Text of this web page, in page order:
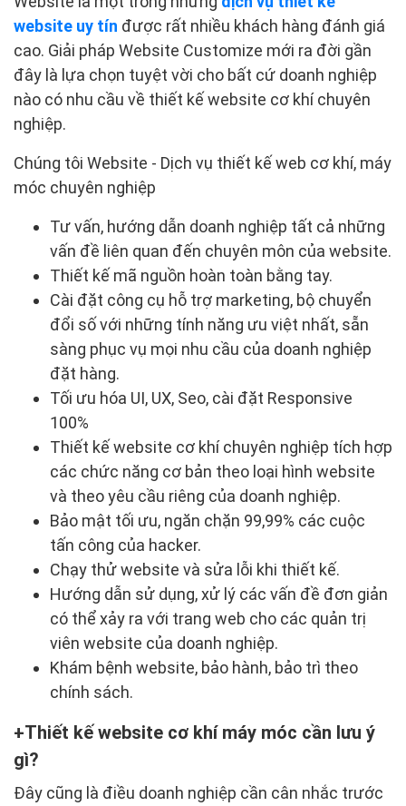
website uy tín được rất nhiều khách hàng đánh giá
cao. Giải pháp Website Customize mới ra đời gần
đây là lựa chọn tuyệt vời cho bất cứ doanh nghiệp
nào có nhu cầu về thiết kế website cơ khí chuyên
nghiệp.
Chúng tôi Website - Dịch vụ thiết kế web cơ khí, máy
móc chuyên nghiệp
Tư vấn, hướng dẫn doanh nghiệp tất cả những
vấn đề liên quan đến chuyên môn của website.
Thiết kế mã nguồn hoàn toàn bằng tay.
Cài đặt công cụ hỗ trợ marketing, bộ chuyển
đổi số với những tính năng ưu việt nhất, sẵn
sàng phục vụ mọi nhu cầu của doanh nghiệp
đặt hàng.
Tối ưu hóa UI, UX, Seo, cài đặt Responsive
100%
Thiết kế website cơ khí chuyên nghiệp tích hợp
các chức năng cơ bản theo loại hình website
và theo yêu cầu riêng của doanh nghiệp.
Bảo mật tối ưu, ngăn chặn 99,99% các cuộc
tấn công của hacker.
Chạy thử website và sửa lỗi khi thiết kế.
Hướng dẫn sử dụng, xử lý các vấn đề đơn giản
có thể xảy ra với trang web cho các quản trị
viên website của doanh nghiệp.
Khám bệnh website, bảo hành, bảo trì theo
chính sách.
Thiết kế website cơ khí máy móc cần lưu ý
gì?
Đây cũng là điều doanh nghiệp cần cân nhắc trước